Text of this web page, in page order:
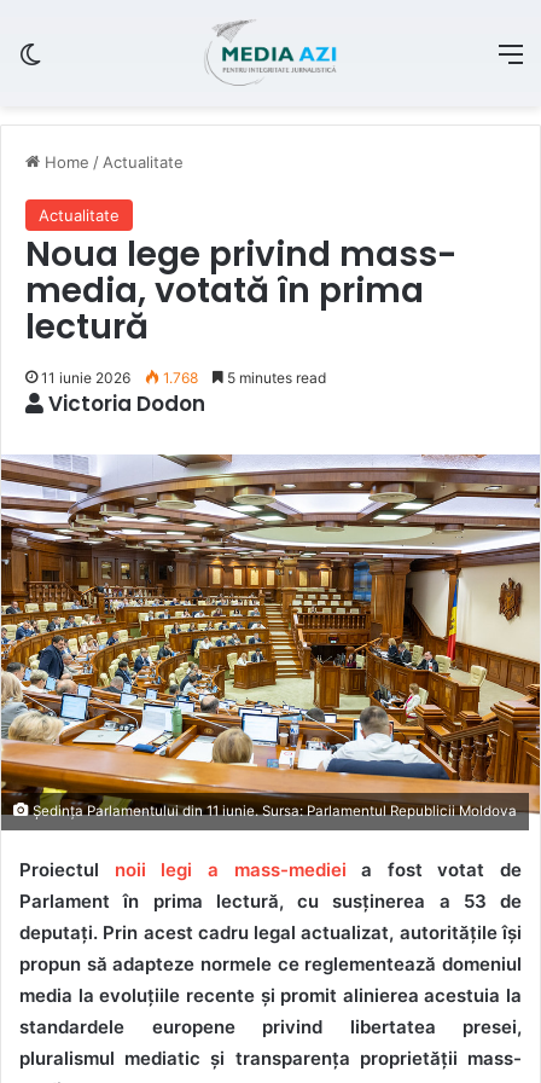
Home / Actualitate
Actualitate
Noua lege privind mass-
media, votată în prima
lectură
11 iunie 2026 1.768 5 minutes read
Victoria Dodon
Ședința Parlamentului din 11 iunie. Sursa: Parlamentul Republicii Moldova
Proiectul noii legi a mass-mediei a fost votat de
Parlament în prima lectură, cu susținerea a 53 de
deputați. Prin acest cadru legal actualizat, autoritățile își
propun să adapteze normele ce reglementează domeniul
media la evoluțiile recente și promit alinierea acestuia la
standardele europene privind libertatea presei,
pluralismul mediatic şi transparenţa proprietății mass-